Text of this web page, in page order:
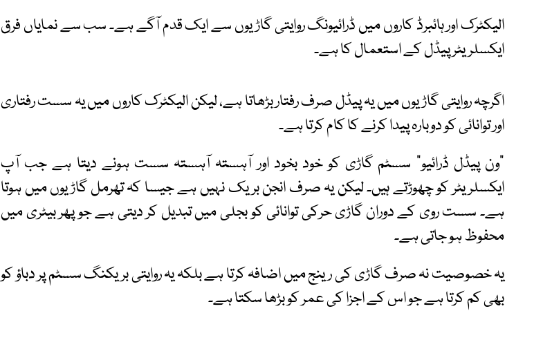
الیکٹرک اور ہائبرڈ کاروں میں ڈرائیونگ روایتی گاڑیوں سے ایک قدم آگے ہے۔ سب سے نمایاں فرق
ایکسلریٹر پیڈل کے استعمال کا ہے۔
اگرچہ روایتی گاڑیوں میں یہ پیڈل صرف رفتار بڑھاتا ہے، لیکن الیکٹرک کاروں میں یہ سست رفتاری
اور توانائی کو دوبارہ پیدا کرنے کا کام کرتا ہے۔
"ون پیڈل ڈرائیو" سسٹم گاڑی کو خود بخود اور آہستہ آہستہ سست ہونے دیتا ہے جب آپ
ایکسلریٹر کو چھوڑتے ہیں۔ لیکن یہ صرف انجن بریک نہیں ہے جیسا کہ تھرمل گاڑیوں میں ہوتا
ہے۔ سست روی کے دوران گاڑی حرکی توانائی کو بجلی میں تبدیل کر دیتی ہے جو پھر بیٹری میں
محفوظ ہو جاتی ہے۔
یہ خصوصیت نہ صرف گاڑی کی رینج میں اضافہ کرتا ہے بلکہ یہ روایتی بریکنگ سسٹم پر دباؤ کو
بھی کم کرتا ہے جو اس کے اجزا کی عمر کو بڑھا سکتا ہے۔